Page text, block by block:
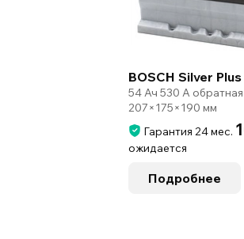
BOSCH Silver
54 Ач 530 А
207×175×190 мм
Гарантия 24 мес.
ожидается
Подробнее